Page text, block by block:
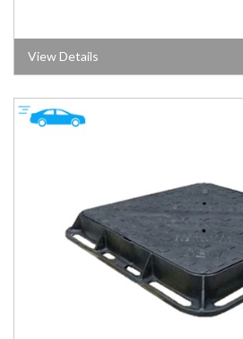
View Details